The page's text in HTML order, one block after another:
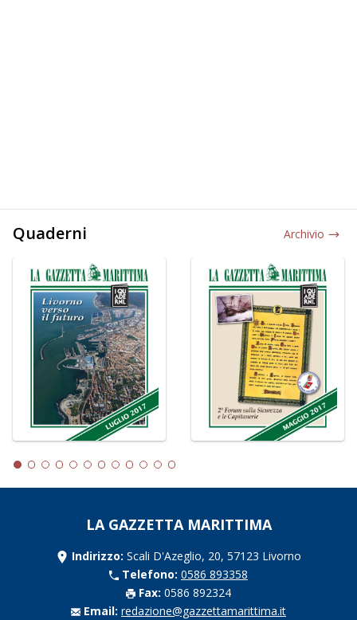
Quaderni Archivio
LA GAZZETTA MARITTIMA
Indirizzo: Scali D'Azeglio, 20, 57123 Livorno
Telefono: 0586 893358
Fax: 0586 892324
Email: redazione@gazzettamarittima.it